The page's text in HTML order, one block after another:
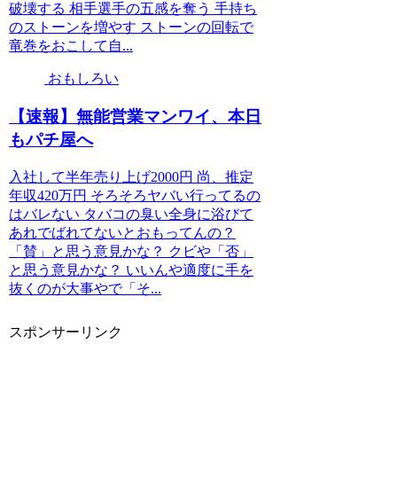
破壊する 相手選手の五感を奪う 手持ち
のストーンを増やす ストーンの回転で
竜巻をおこして自...
おもしろい
【速報】無能営業マンワイ、本日
もパチ屋へ
入社して半年売り上げ2000円 尚、推定
年収420万円 そろそろヤバい行ってるの
はバレない タバコの臭い全身に浴びて
あれでばれてないとおもってんの？
「賛」と思う意見かな？ クビや「否」
と思う意見かな？ いいんや適度に手を
抜くのが大事やで「そ...
スポンサーリンク